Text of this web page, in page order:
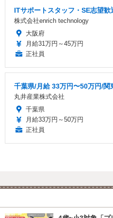
ITサポートスタッフ・SE志望
株式会社enrich technology
大阪府
月給31万円～45万円
正社員
千葉県/月給 33万円〜50万円/
丸井産業株式会社
千葉県
月給33万円～50万円
正社員